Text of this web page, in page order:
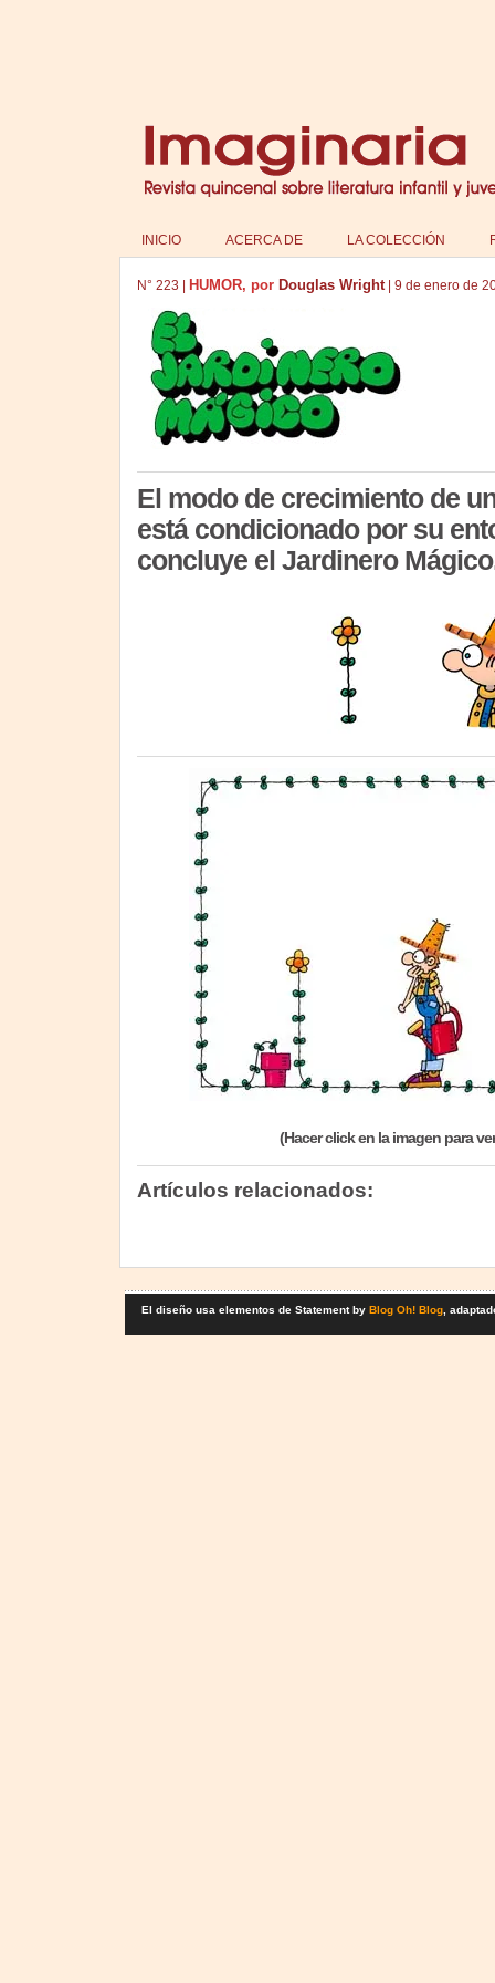
INICIO ACERCA DE LA COLECCIÓN
N° 223 HUMOR, por Douglas Wright 9 de enero de
El modo de crecimiento de
está condicionado por su
concluye el Jardinero
(Hacer click en la imagen para
Artículos relacionados:
El diseño usa elementos de Statement by Blog Oh! Blog,